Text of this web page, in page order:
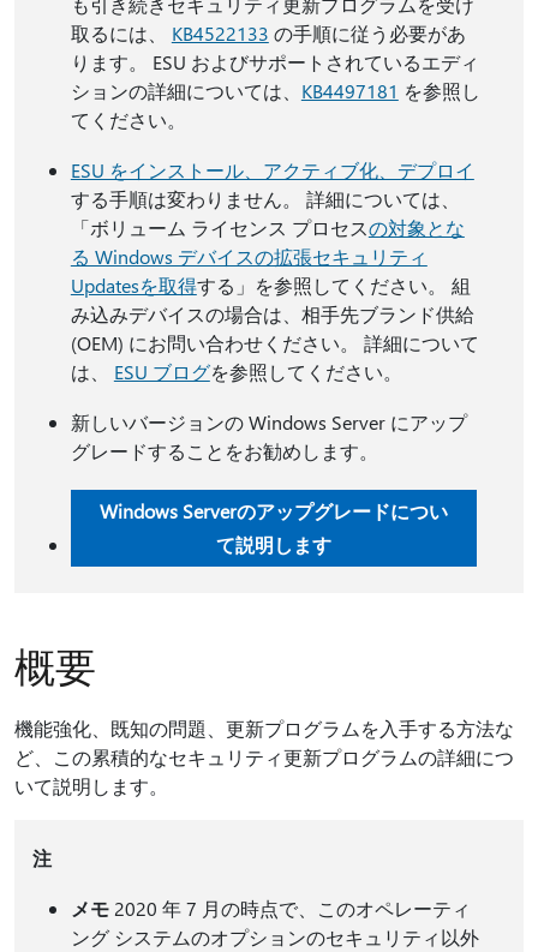
取るには、 KB4522133 の手順に従う必要があ
ります。 ESU およびサポートされているエディ
ションの詳細については、 KB4497181 を参照し
てください。
ESU をインストール、アクティブ化、デプロイ
する手順は変わりません。 詳細については、
「ボリューム ライセンス プロセスの対象とな
る Windows デバイスの拡張セキュリティ
Updatesを取得する」を参照してください。 組
み込みデバイスの場合は、相手先ブランド供給
(OEM) にお問い合わせください。 詳細について
は、 ESU ブログを参照してください。
新しいバージョンの Windows Server にアップ
グレードすることをお勧めします。
Windows Serverのアップグレードについ
て説明します
概要
機能強化、既知の問題、更新プログラムを入手する方法な
ど、この累積的なセキュリティ更新プログラムの詳細につ
いて説明します。
注
メモ2020 年 7 月の時点で、このオペレーティ
ング システムのオプションのセキュリティ以外